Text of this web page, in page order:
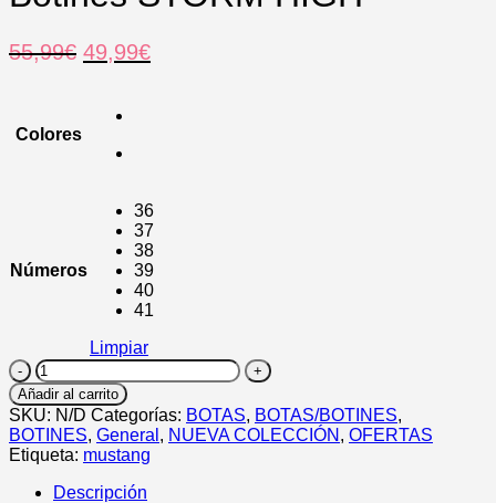
55,99€ El
era:
55,99€.
49,99€El
Colores
Números
36
37
38
39
40
41
Limpiar
Botines
STORM
HIGH
cantidad
Añadir al carrito
SKU: N/D Categorías: BOTAS, BOTAS/BOTINES,
BOTINES, General , NUEVA COLECCIÓN , OFERTAS
Etiqueta: mustang
Descripción